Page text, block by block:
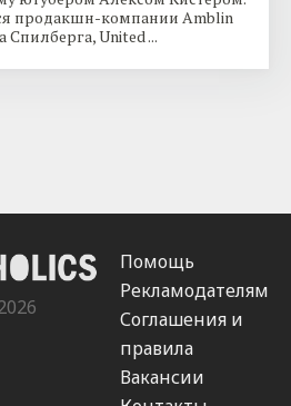
продакшн-компании Amblin
United ...
Помощь
Рекламодателям
Соглашения и
правила
Вакансии